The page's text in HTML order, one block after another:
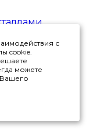
с
cookie.
можете
Вашего